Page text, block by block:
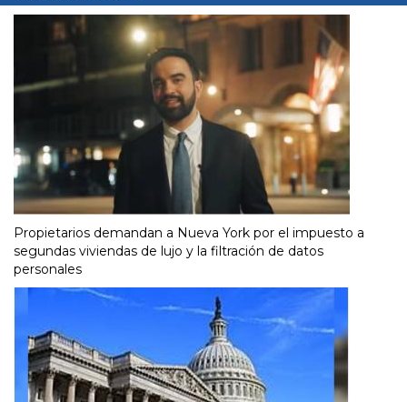
Propietarios demandan a Nueva York por el impuesto a
segundas viviendas de lujo y la filtración de datos
personales